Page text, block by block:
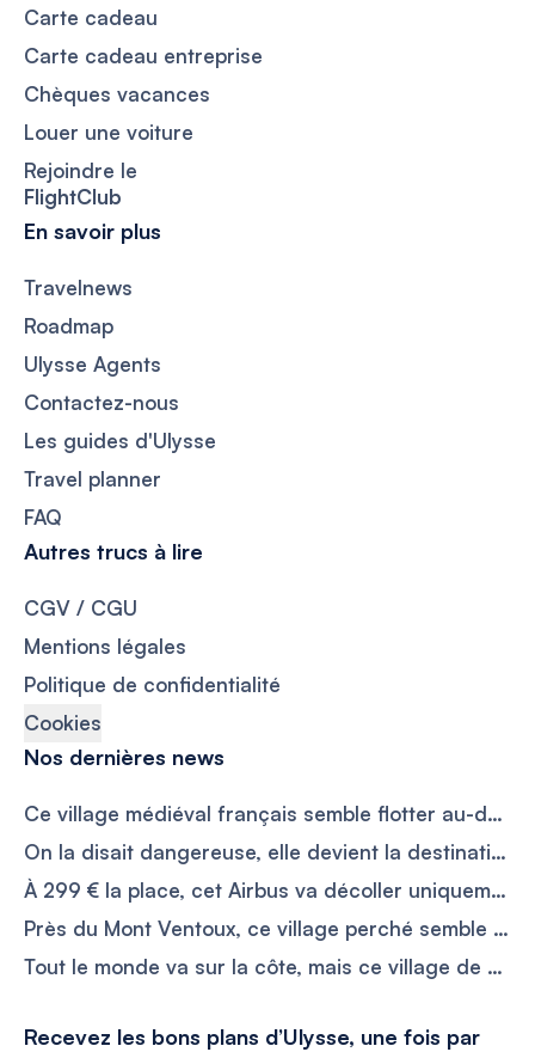
Carte cadeau
Carte cadeau entreprise
Chèques vacances
Louer une voiture
Rejoindre le
FlightClub
En savoir plus
Travelnews
Roadmap
Ulysse Agents
Contactez-nous
Les guides d'Ulysse
Travel planner
FAQ
Autres trucs à lire
CGV / CGU
Mentions légales
Politique de confidentialité
Cookies
Nos dernières news
Ce village médiéval français semble flotter au-dessus des nuages et attire 600 000 visiteurs par an
On la disait dangereuse, elle devient la destination star de l’été avec 95 % d’hôtels occupés et des nuits plus chères qu’à Paris
À 299 € la place, cet Airbus va décoller uniquement pour observer l’éclipse solaire du 12 août
Près du Mont Ventoux, ce village perché semble échapper à la fournaise provençale entre ruelles fraîches sous les 25 °C et vieilles pierres
Tout le monde va sur la côte, mais ce village de Charente-Maritime cache l’alternative parfaite avec ses activités aquatiques
Recevez les bons plans d’Ulysse, une fois par